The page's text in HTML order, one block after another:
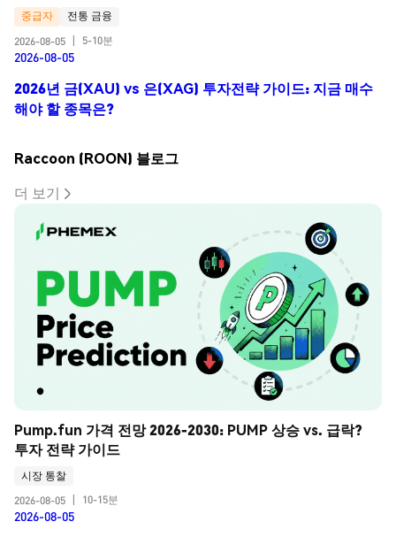
중급자
전통 금융
2026-08-05
5-10분
2026-08-05
2026년 금(XAU) vs 은(XAG) 투자전략 가이드: 지금 매수
해야 할 종목은?
Raccoon (ROON) 블로그
더 보기
Pump.fun 가격 전망 2026-2030: PUMP 상승 vs. 급락?
투자 전략 가이드
시장 통찰
2026-08-05
10-15분
2026-08-05